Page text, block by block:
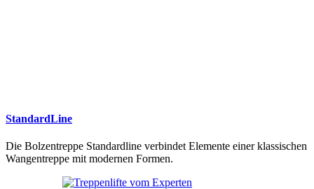
StandardLine
Die Bolzentreppe Standardline verbindet Elemente einer klassischen
Wangentreppe mit modernen Formen.